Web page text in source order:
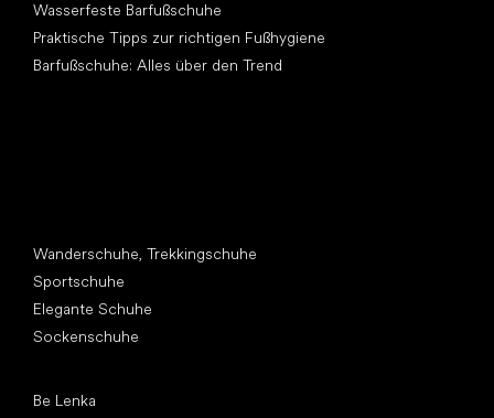
Wasserfeste Barfußschuhe
Praktische Tipps zur richtigen Fußhygiene
Barfußschuhe: Alles über den Trend
Wanderschuhe, Trekkingschuhe
Sportschuhe
Elegante Schuhe
Sockenschuhe
Be Lenka